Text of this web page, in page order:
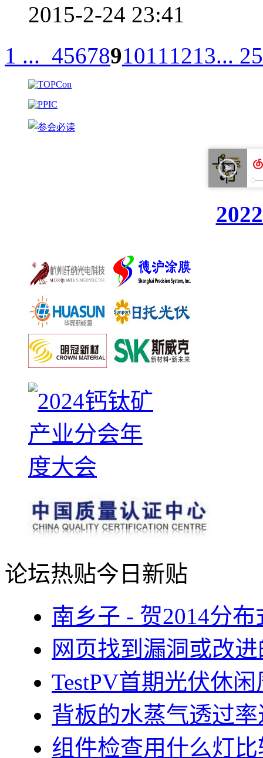
2015-2-24 23:41
1 ... 45678910111213... 25
论坛热贴今日新贴
南乡子 - 贺2014分
网页找到漏洞或改
TestPV首期光伏休
背板的水蒸气透过
组件检查用什么灯